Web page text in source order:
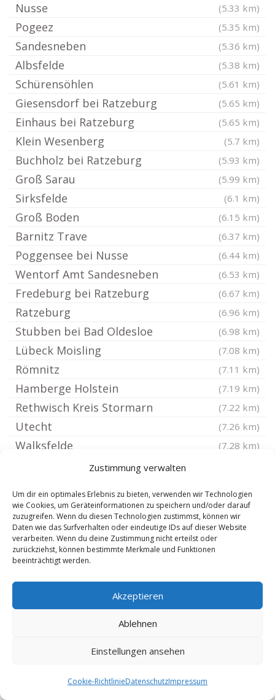
Zustimmung verwalten
Um dir ein optimales Erlebnis zu bieten, verwenden wir Technologien
wie Cookies, um Geräteinformationen zu speichern und/oder darauf
zuzugreifen. Wenn du diesen Technologien zustimmst, können wir
Daten wie das Surfverhalten oder eindeutige IDs auf dieser Website
verarbeiten. Wenn du deine Zustimmung nicht erteilst oder
zurückziehst, können bestimmte Merkmale und Funktionen
beeinträchtigt werden.
Akzeptieren
Ablehnen
Einstellungen ansehen
Cookie-RichtlinieDatenschutzImpressum
Nusse (5.33 km)
Pogeez (5.35 km)
Sandesneben (5.36 km)
Albsfelde (5.38 km)
Schürensöhlen (5.61 km)
Giesensdorf bei Ratzeburg (5.65 km)
Einhaus bei Ratzeburg (5.65 km)
Klein Wesenberg (5.7 km)
Buchholz bei Ratzeburg (5.93 km)
Groß Sarau (5.99 km)
Sirksfelde (6.1 km)
Groß Boden (6.15 km)
Barnitz Trave (6.37 km)
Poggensee bei Nusse (6.44 km)
Wentorf Amt Sandesneben (6.53 km)
Fredeburg bei Ratzeburg (6.67 km)
Ratzeburg (6.96 km)
Stubben bei Bad Oldesloe (6.98 km)
Lübeck Moisling (7.08 km)
Römnitz (7.11 km)
Hamberge Holstein (7.19 km)
Rethwisch Kreis Stormarn (7.22 km)
Utecht (7.26 km)
Walksfelde (7.28 km)
Koberg Kreis Herzogtum Lauenburg
Bäk bei Ratzeburg (7.58 km)
Reinfeld Holstein (7.6 km)
Schönberg Kreis Herzogtum Lauenburg
Alt Mölln
Linau (8.16 km)
Mölln Kreis Herzogtum Lauenburg